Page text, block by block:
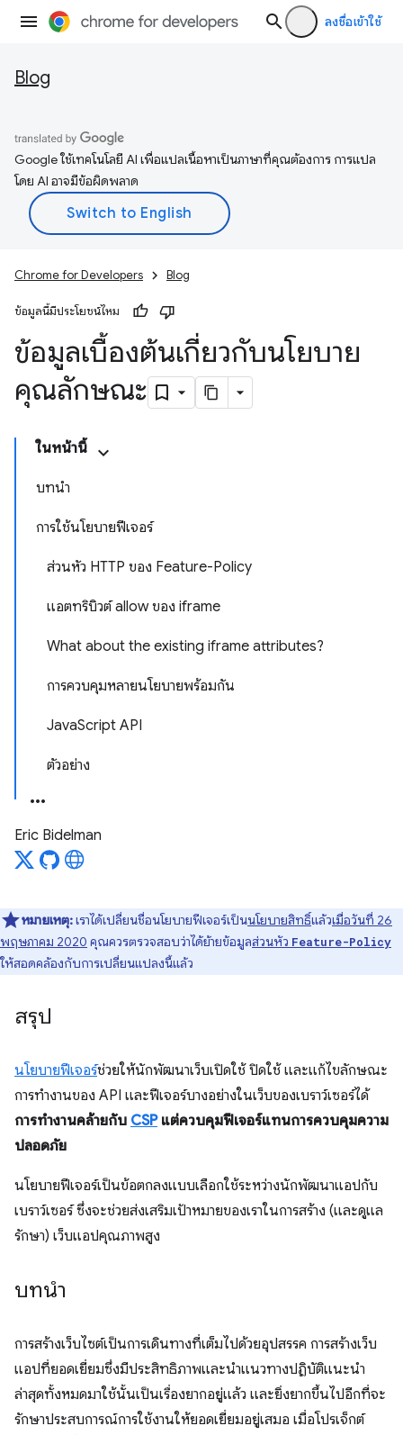
ลงชื่อเข้าใช้
Blog
Google ใช้เทคโนโลยี AI เพื่อแปลเนื้อหาเป็นภาษาที่คุณต้องการ การแปล
โดย AI อาจมีข้อผิดพลาด
Chrome for Developers Blog
ข้อมูลนี้มีประโยชน์ไหม
ข้อมูลเบื้องต้นเกี่ยวกับนโยบาย
คุณลักษณะ
ในหน้านี้
บทนำ
การใช้นโยบายฟีเจอร์
ส่วนหัว HTTP ของ Feature-Policy
แอตทริบิวต์ allow ของ iframe
What about the existing iframe attributes?
การควบคุมหลายนโยบายพร้อมกัน
JavaScript API
ตัวอย่าง
Eric Bidelman
หมายเหตุ:เราได้เปลี่ยนชื่อนโยบายฟีเจอร์เป็นนโยบายสิทธิ์แล้วเมื่อวันที่ 26
พฤษภาคม 2020 คุณควรตรวจสอบว่าได้ย้ายข้อมูลส่วนหัว Feature-Policy
ให้สอดคล้องกับการเปลี่ยนแปลงนี้แล้ว
สรุป
นโยบายฟีเจอร์ช่วยให้นักพัฒนาเว็บเปิดใช้ ปิดใช้ และแก้ไขลักษณะ
การทํางานของ API และฟีเจอร์บางอย่างในเว็บของเบราว์เซอร์ได้
การทำงานคล้ายกับ CSPแต่ควบคุมฟีเจอร์แทนการควบคุมความ
ปลอดภัย
นโยบายฟีเจอร์เป็นข้อตกลงแบบเลือกใช้ระหว่างนักพัฒนาแอปกับ
เบราว์เซอร์ ซึ่งจะช่วยส่งเสริมเป้าหมายของเราในการสร้าง (และดูแล
รักษา) เว็บแอปคุณภาพสูง
บทนำ
การสร้างเว็บไซต์เป็นการเดินทางที่เต็มไปด้วยอุปสรรค การสร้างเว็บ
แอปที่ยอดเยี่ยมซึ่งมีประสิทธิภาพและนำแนวทางปฏิบัติแนะนำ
ล่าสุดทั้งหมดมาใช้นั้นเป็นเรื่องยากอยู่แล้ว และยิ่งยากขึ้นไปอีกที่จะ
รักษาประสบการณ์การใช้งานให้ยอดเยี่ยมอยู่เสมอ เมื่อโปรเจ็กต์